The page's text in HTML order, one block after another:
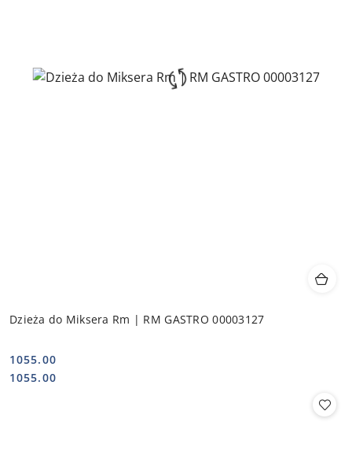
Dzieża do Miksera Rm | RM GASTRO 00003127
Cena:
1055.00
Cena:
1055.00